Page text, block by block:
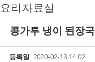
요리자료실
콩가루 냉이 된장국
등록일 2020-02-13 14:02